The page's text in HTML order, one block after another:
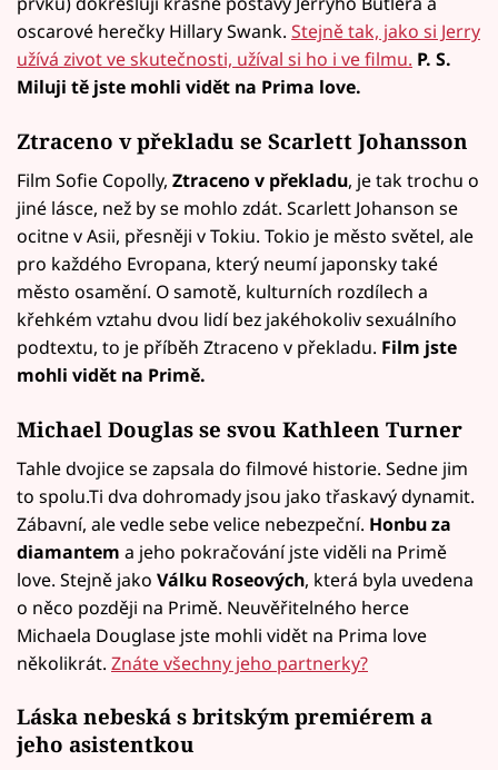
oscarové herečky Hillary Swank. Stejně tak, jako si Jerry
užívá zivot ve skutečnosti, užíval si ho i ve filmu. P. S.
Miluji tě jste mohli vidět na Prima love.
Ztraceno v překladu se Scarlett Johansson
Film Sofie Copolly, Ztraceno v překladu, je tak trochu o
jiné lásce, než by se mohlo zdát. Scarlett Johanson se
ocitne v Asii, přesněji v Tokiu. Tokio je město světel, ale
pro každého Evropana, který neumí japonsky také
město osamění. O samotě, kulturních rozdílech a
křehkém vztahu dvou lidí bez jakéhokoliv sexuálního
podtextu, to je příběh Ztraceno v překladu. Film jste
mohli vidět na Primě.
Michael Douglas se svou Kathleen Turner
Tahle dvojice se zapsala do filmové historie. Sedne jim
to spolu.Ti dva dohromady jsou jako třaskavý dynamit.
Zábavní, ale vedle sebe velice nebezpeční. Honbu za
diamantem a jeho pokračování jste viděli na Primě
love. Stejně jako Válku Roseových, která byla uvedena
o něco později na Primě. Neuvěřitelného herce
Michaela Douglase jste mohli vidět na Prima love
několikrát. Znáte všechny jeho partnerky?
Láska nebeská s britským premiérem a
jeho asistentkou